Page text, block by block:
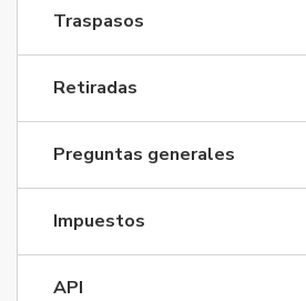
Traspasos
Retiradas
Preguntas generales
Impuestos
API